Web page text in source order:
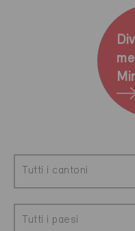
Tutti i cantoni
Tutti i paesi